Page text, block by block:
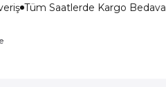
Tüm Saatlerde Kargo Bedava!